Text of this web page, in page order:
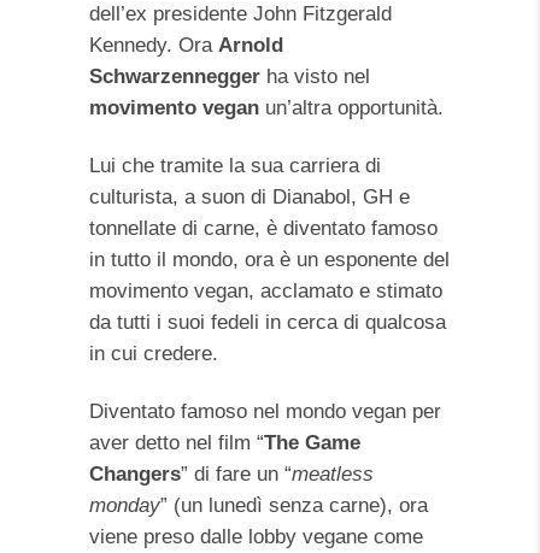
dell’ex presidente John Fitzgerald
Kennedy. Ora Arnold
Schwarzennegger ha visto nel
movimento vegan un’altra opportunità.
Lui che tramite la sua carriera di
culturista, a suon di Dianabol, GH e
tonnellate di carne, è diventato famoso
in tutto il mondo, ora è un esponente del
movimento vegan, acclamato e stimato
da tutti i suoi fedeli in cerca di qualcosa
in cui credere.
Diventato famoso nel mondo vegan per
aver detto nel film “The Game
Changers” di fare un “meatless
monday” (un lunedì senza carne), ora
viene preso dalle lobby vegane come